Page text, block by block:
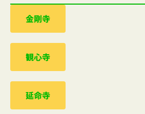
金剛寺
観心寺
延命寺